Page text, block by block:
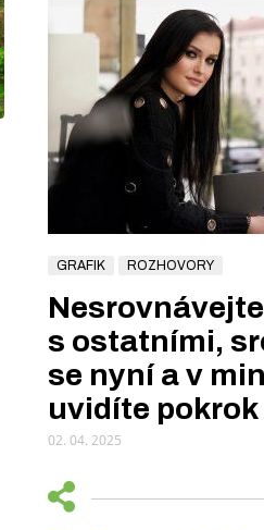
GRAFIK ROZHOVORY
s ostatními,
se nyní a v
uvidíte pokrok
02. 04. 2025